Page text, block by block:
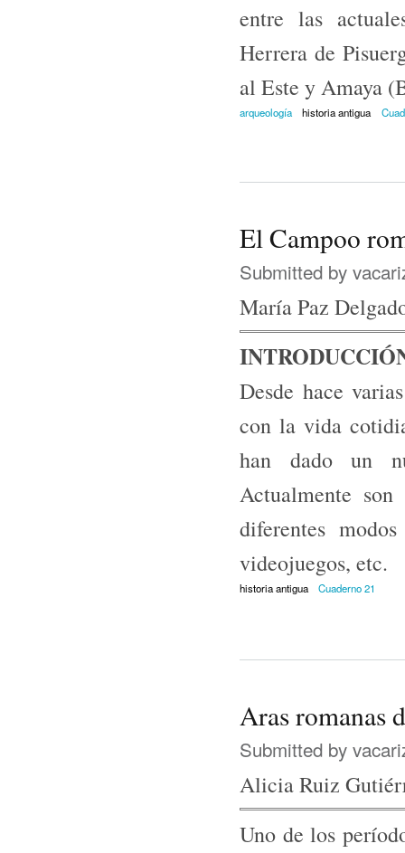
entre las
Herrera de
al Este y Amaya
arqueología historia antigua
El Campoo
Submitted by
María Paz
Desde hace
con la vida
han dado un
Actualmente
diferentes
videojuegos, etc.
historia antigua Cuaderno 21
Aras romanas
Submitted by
Alicia Ruiz
Uno de los